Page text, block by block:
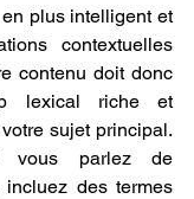
plus intelligent et
contextuelles
contenu doit donc
lexical riche et
sujet principal.
vous parlez de
des termes